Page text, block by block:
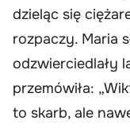
dzieląc się
rozpaczy. Maria
odzwierciedlały
przemówiła:
to skarb, ale